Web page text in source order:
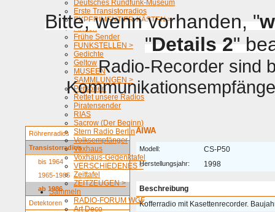
Deutsches Rundfunk-Museum
Erste Transistorradios
EXPERIMENTIER-KÄSTEN >
Firmen
Frühe Sender
FUNKSTELLEN >
Gedichte
Geltow
MUSEEN
SAMMLUNGEN >
Personen
Rettet unsere Radios
Piratensender
RIAS
Sacrow (Der Beginn)
Stern Radio Berlin
Volksempfänger
Voxhaus
Voxhaus-Gedenktafel
VERSCHIEDENES >
Zeittafel
ZEITZEUGEN >
Sammeln
RADIO-FORUM WGF
Art Deco
Bitte, wenn vorhanden, "
"Details 2"
Radio-Recorder sind
Röhrenradios
Transistorradios
bis 1964
1965-1985
ab 1986
Detektoren
AIWA
Modell: CS-P50
Herstellungsjahr: 1998
Beschreibung
Kofferradio mit Kasettenrecorder.